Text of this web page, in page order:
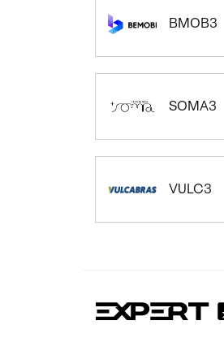
BMOB3
SOMA3
VULC3